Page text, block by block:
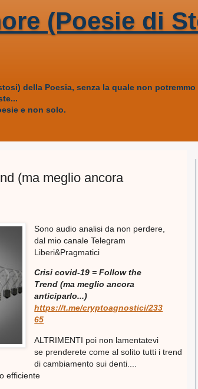
(Poesie di
della Poesia, senza la quale non potremmo
e non solo.
(ma meglio ancora
Sono audio analisi da non perdere,
dal mio canale Telegram
Liberi&Pragmatici
Crisi covid-19 = Follow the
Trend (ma meglio ancora
anticiparlo...)
https://t.me/cryptoagnostici/233
65
ALTRIMENTI poi non lamentatevi
se prenderete come al solito tutti i trend
di cambiamento sui denti....
efficiente